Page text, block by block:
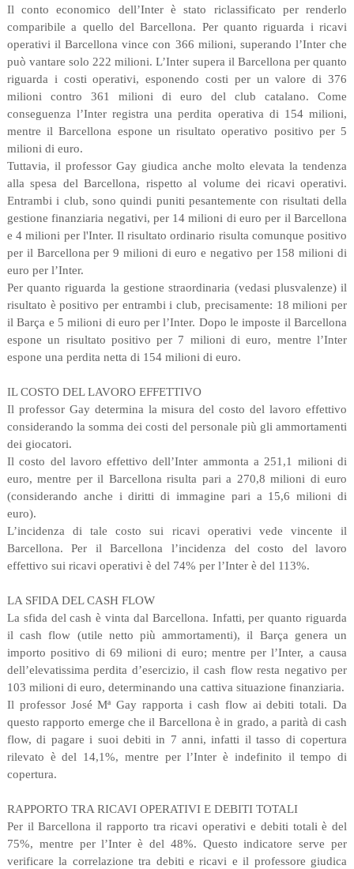
Il conto economico dell’Inter è stato riclassificato per renderlo
comparibile a quello del Barcellona. Per quanto riguarda i ricavi
operativi il Barcellona vince con 366 milioni, superando l’Inter che
può vantare solo 222 milioni. L’Inter supera il Barcellona per quanto
riguarda i costi operativi, esponendo costi per un valore di 376
milioni contro 361 milioni di euro del club catalano. Come
conseguenza l’Inter registra una perdita operativa di 154 milioni,
mentre il Barcellona espone un risultato operativo positivo per 5
milioni di euro.
Tuttavia, il professor Gay giudica anche molto elevata la tendenza
alla spesa del Barcellona, rispetto al volume dei ricavi operativi.
Entrambi i club, sono quindi puniti pesantemente con risultati della
gestione finanziaria negativi, per 14 milioni di euro per il Barcellona
e 4 milioni per l'Inter. Il risultato ordinario risulta comunque positivo
per il Barcellona per 9 milioni di euro e negativo per 158 milioni di
euro per l’Inter.
Per quanto riguarda la gestione straordinaria (vedasi plusvalenze) il
risultato è positivo per entrambi i club, precisamente: 18 milioni per
il Barça e 5 milioni di euro per l’Inter. Dopo le imposte il Barcellona
espone un risultato positivo per 7 milioni di euro, mentre l’Inter
espone una perdita netta di 154 milioni di euro.
IL COSTO DEL LAVORO EFFETTIVO
Il professor Gay determina la misura del costo del lavoro effettivo
considerando la somma dei costi del personale più gli ammortamenti
dei giocatori.
Il costo del lavoro effettivo dell’Inter ammonta a 251,1 milioni di
euro, mentre per il Barcellona risulta pari a 270,8 milioni di euro
(considerando anche i diritti di immagine pari a 15,6 milioni di
euro).
L’incidenza di tale costo sui ricavi operativi vede vincente il
Barcellona. Per il Barcellona l’incidenza del costo del lavoro
effettivo sui ricavi operativi è del 74% per l’Inter è del 113%.
LA SFIDA DEL CASH FLOW
La sfida del cash è vinta dal Barcellona. Infatti, per quanto riguarda
il cash flow (utile netto più ammortamenti), il Barça genera un
importo positivo di 69 milioni di euro; mentre per l’Inter, a causa
dell’elevatissima perdita d’esercizio, il cash flow resta negativo per
103 milioni di euro, determinando una cattiva situazione finanziaria.
Il professor José Mª Gay rapporta i cash flow ai debiti totali. Da
questo rapporto emerge che il Barcellona è in grado, a parità di cash
flow, di pagare i suoi debiti in 7 anni, infatti il tasso di copertura
rilevato è del 14,1%, mentre per l’Inter è indefinito il tempo di
copertura.
RAPPORTO TRA RICAVI OPERATIVI E DEBITI TOTALI
Per il Barcellona il rapporto tra ricavi operativi e debiti totali è del
75%, mentre per l’Inter è del 48%. Questo indicatore serve per
verificare la correlazione tra debiti e ricavi e il professore giudica